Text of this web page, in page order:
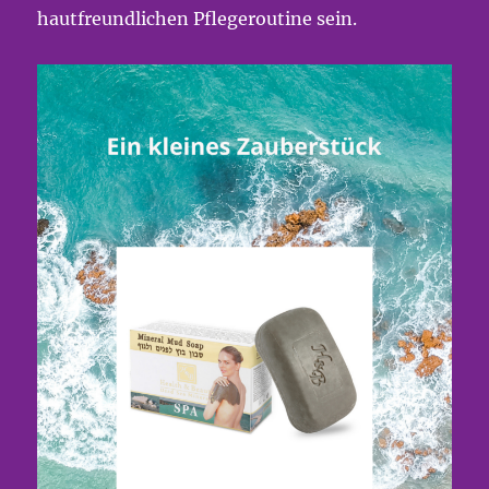
hautfreundlichen Pflegeroutine sein.